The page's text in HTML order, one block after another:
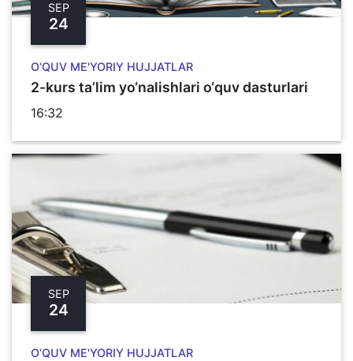
SEP
24
O‘QUV ME'YORIY HUJJATLAR
2-kurs ta’lim yo‘nalishlari o‘quv dasturlari
16:32
SEP
24
O‘QUV ME'YORIY HUJJATLAR